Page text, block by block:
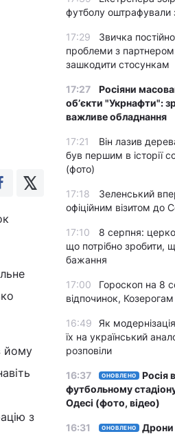
йому
з
футболу оштрафували
17:29
Звичка
проблеми з
зашкодити стосункам
17:27
Росіяни
обʼєкти "Укрнафти":
важливе обладнання
17:21
Він лазив
був першим в історії
(фото)
17:18
Зеленський
офіційним візитом до
17:10
8 серпня:
що потрібно зробити,
бажання
17:00
Гороскоп на 8
відпочинок,
16:49
Як
їх на український
розповіли
16:37 ОНОВЛЕНО
Росія
футбольному
Одесі (фото, відео)
16:31 ОНОВЛЕНО
Дрони